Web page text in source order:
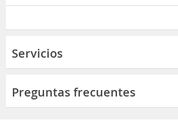
Servicios
Preguntas frecuentes